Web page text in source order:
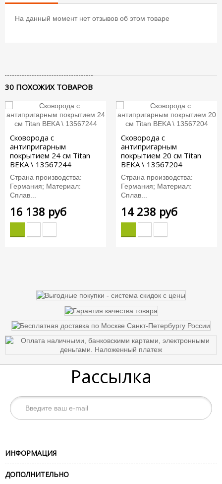
На данный момент нет отзывов об этом товаре
30 ПОХОЖИХ ТОВАРОВ
Сковорода с
антипригарным
покрытием 24 см Titan
BEKA \ 13567244
Страна производства:
Германия; Материал:
Сплав...
16 138 руб
Сковорода с
антипригарным
покрытием 20 см Titan
BEKA \ 13567204
Страна производства:
Германия; Материал:
Сплав...
14 238 руб
Рассылка
ИНФОРМАЦИЯ
ДОПОЛНИТЕЛЬНО